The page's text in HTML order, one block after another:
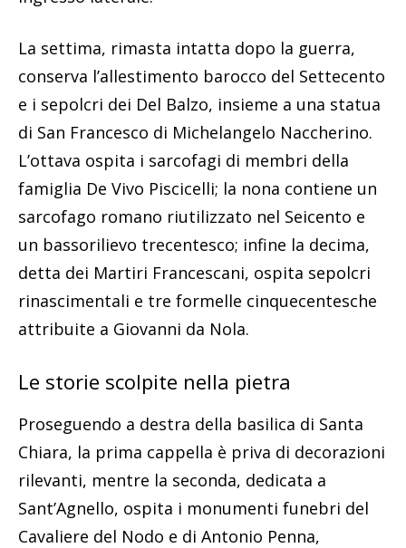
La settima, rimasta intatta dopo la guerra,
conserva l’allestimento barocco del Settecento
e i sepolcri dei Del Balzo, insieme a una statua
di San Francesco di Michelangelo Naccherino.
L’ottava ospita i sarcofagi di membri della
famiglia De Vivo Piscicelli; la nona contiene un
sarcofago romano riutilizzato nel Seicento e
un bassorilievo trecentesco; infine la decima,
detta dei Martiri Francescani, ospita sepolcri
rinascimentali e tre formelle cinquecentesche
attribuite a Giovanni da Nola.
Le storie scolpite nella pietra
Proseguendo a destra della basilica di Santa
Chiara, la prima cappella è priva di decorazioni
rilevanti, mentre la seconda, dedicata a
Sant’Agnello, ospita i monumenti funebri del
Cavaliere del Nodo e di Antonio Penna,